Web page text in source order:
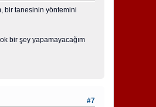
bir tanesinin yöntemini
bir şey yapamayacağım
#7